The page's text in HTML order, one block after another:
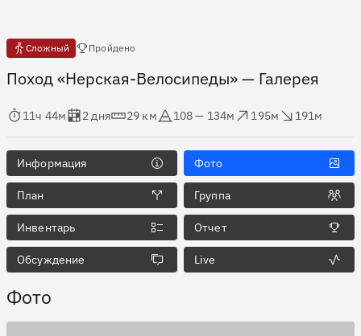
Сложный Пройдено
Поход «Нерская-Велосипеды»— Галерея
в пути
11ч 44м
Оценка в днях
2 дня
Дистанция
29 км
Абсолютная высота
108 — 134м
Набор высоты
195м
Сброс высоты
191м
Информация Фото
План Группа
Инвентарь Отчет
Обсуждение Live
Фото